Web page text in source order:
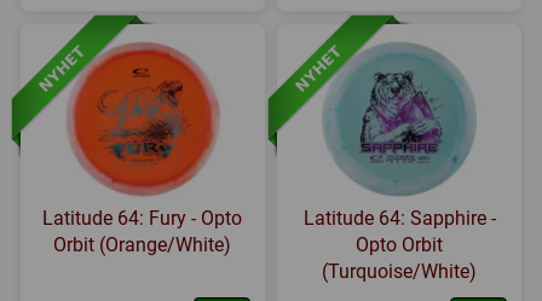
Latitude 64: Fury - Opto
Orbit (Orange/White)
Latitude 64: Sapphire -
Opto Orbit
(Turquoise/White)